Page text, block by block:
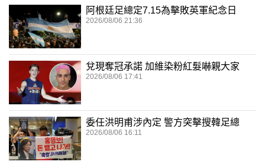
阿根廷足總定7.15為擊敗英軍紀念日
2026/08/06 21:36
兌現奪冠承諾 加維染粉紅髮嚇親大家
2026/08/06 17:41
委任洪明甫涉內定 警方突擊搜韓足總
2026/08/06 16:11